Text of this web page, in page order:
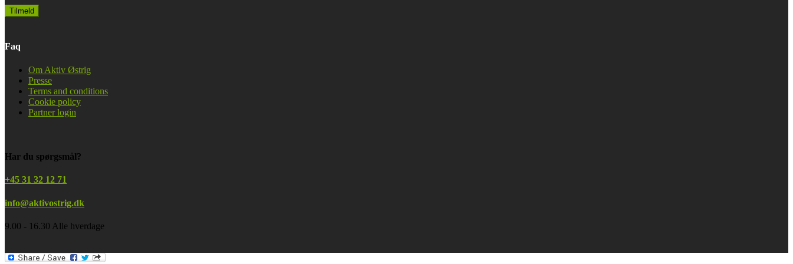
Faq
Om Aktiv Østrig
Presse
Terms and conditions
Cookie policy
Partner login
Har du spørgsmål?
+45 31 32 12 71
info@aktivostrig.dk
9.00 - 16.30 Alle hverdage